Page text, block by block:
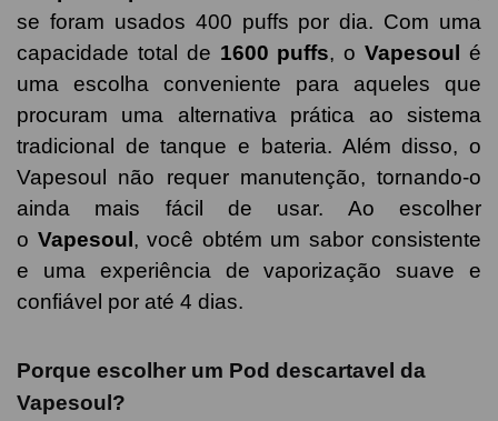
se foram usados 400 puffs por dia. Com uma
capacidade total de 1600 puffs, oVapesoul é
uma escolha conveniente para aqueles que
procuram uma alternativa prática ao sistema
tradicional de tanque e bateria. Além disso, o
Vapesoul não requer manutenção, tornando-o
ainda mais fácil de usar. Ao escolher
o Vapesoul, você obtém um sabor consistente
e uma experiência de vaporização suave e
confiável por até 4 dias.
Porque escolher um Pod descartavel da
Vapesoul?